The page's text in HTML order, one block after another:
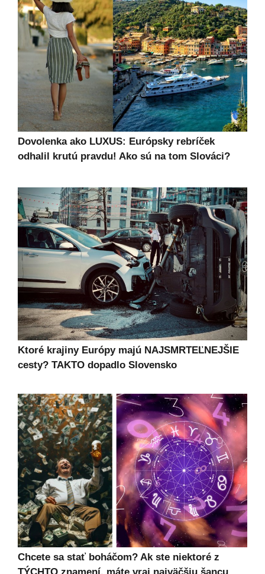
Dovolenka ako LUXUS: Európsky rebríček
odhalil krutú pravdu! Ako sú na tom Slováci?
Ktoré krajiny Európy majú NAJSMRTEĽNEJŠIE
cesty? TAKTO dopadlo Slovensko
Chcete sa stať boháčom? Ak ste niektoré z